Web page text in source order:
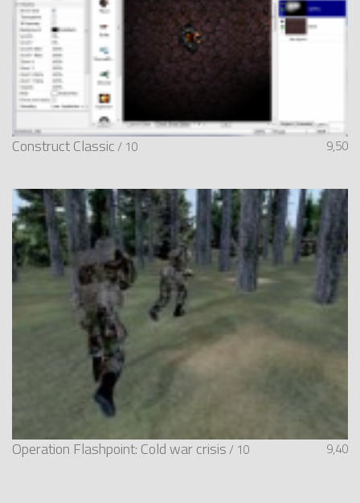
Construct Classic 9,50
/ 10
Operation Flashpoint: Cold war crisis 9,40
/ 10